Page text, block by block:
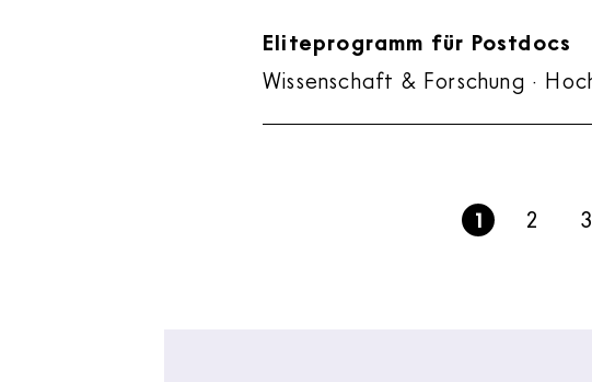
Eliteprogramm für Postdocs
Wissenschaft & Forschung ·
Seite:
1 Seite:
2 3